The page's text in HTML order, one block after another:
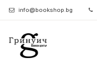
info@bookshop.bg